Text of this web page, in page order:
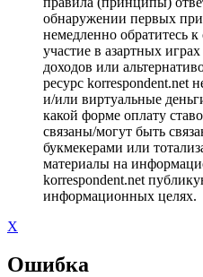
обнаружении первых
немедленно обратитесь
участие в азартных
доходов или
ресурс korrespondent.net
и/или виртуальные
какой форме оплату
связаны/могут быть
букмекерами или
материалы на
korrespondent.net
информационных целях.
X
Ошибка